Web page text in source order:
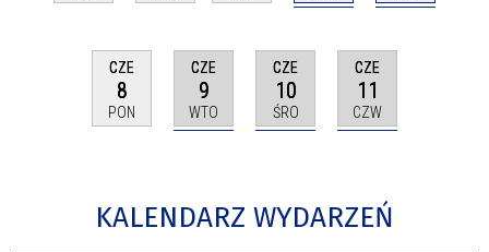
CZE
8
PON
CZE
9
WTO
CZE
10
ŚRO
CZE
11
CZW
KALENDARZ WYDARZEŃ